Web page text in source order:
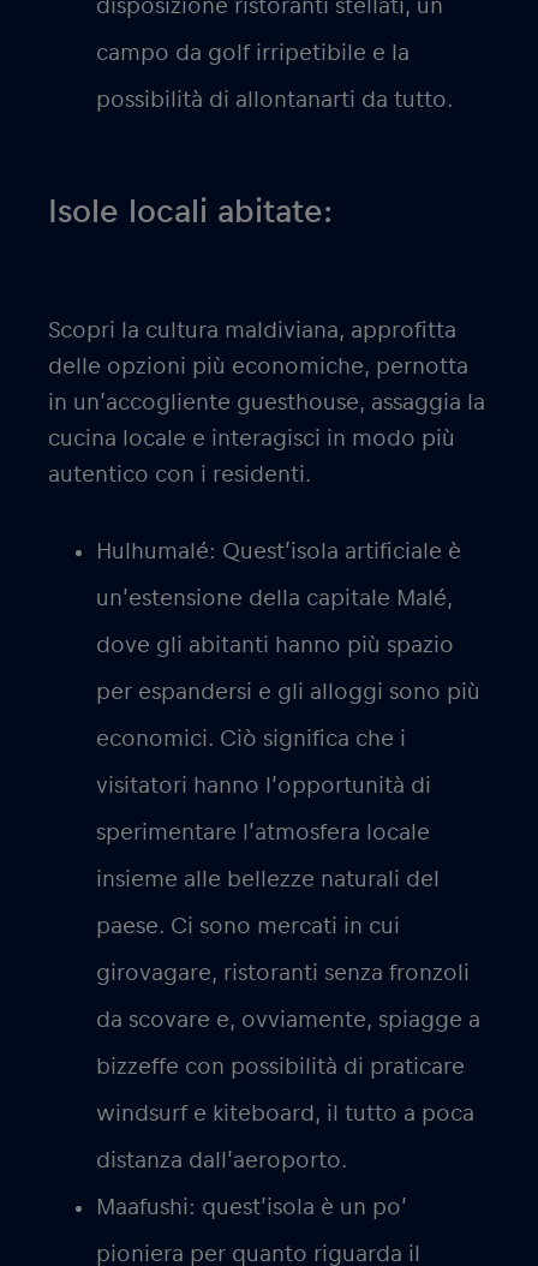
disposizione ristoranti stellati, un
campo da golf irripetibile e la
possibilità di allontanarti da tutto.
Isole locali abitate:
Scopri la cultura maldiviana, approfitta
delle opzioni più economiche, pernotta
in un’accogliente guesthouse, assaggia la
cucina locale e interagisci in modo più
autentico con i residenti.
Hulhumalé: Quest’isola artificiale è
un’estensione della capitale Malé,
dove gli abitanti hanno più spazio
per espandersi e gli alloggi sono più
economici. Ciò significa che i
visitatori hanno l’opportunità di
sperimentare l’atmosfera locale
insieme alle bellezze naturali del
paese. Ci sono mercati in cui
girovagare, ristoranti senza fronzoli
da scovare e, ovviamente, spiagge a
bizzeffe con possibilità di praticare
windsurf e kiteboard, il tutto a poca
distanza dall’aeroporto.
Maafushi: quest’isola è un po’
pioniera per quanto riguarda il